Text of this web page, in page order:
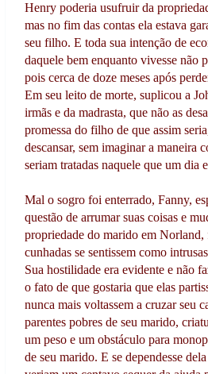
Henry poderia usufruir da
mas no fim das contas ela estava
seu filho. E toda sua intenção de
daquele bem enquanto vivesse não
pois cerca de doze meses após
Em seu leito de morte, suplicou a
irmãs e da madrasta, que não as
promessa do filho de que assim
descansar, sem imaginar a maneira
seriam tratadas naquele que um dia
Mal o sogro foi enterrado, Fanny,
questão de arrumar suas coisas e
propriedade do marido em Norland,
cunhadas se sentissem como
Sua hostilidade era evidente e não
o fato de que gostaria que elas
nunca mais voltassem a cruzar seu
parentes pobres de seu marido,
um peso e um obstáculo para
de seu marido. E se dependesse